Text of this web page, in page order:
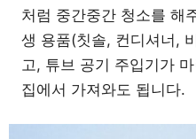
처럼 중간중간 청소를 해
생 용품(칫솔, 컨디셔너,
고, 튜브 공기 주입기가
집에서 가져와도 됩니다.